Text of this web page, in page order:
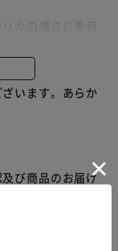
います。あらか
び商品のお届け
場合、キャンセ
ます。